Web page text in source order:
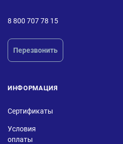
8 800 707 78 15
Перезвонить
ИНФОРМАЦИЯ
Сертификаты
Условия
оплаты